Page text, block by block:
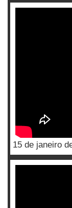
15 de janeiro